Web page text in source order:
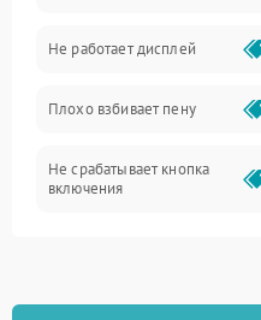
Управление и электроника
Программное обеспечение
Не работает дисплей
Плохо взбивает пену
Не срабатывает кнопка
включения
Постоянные сбои в работе